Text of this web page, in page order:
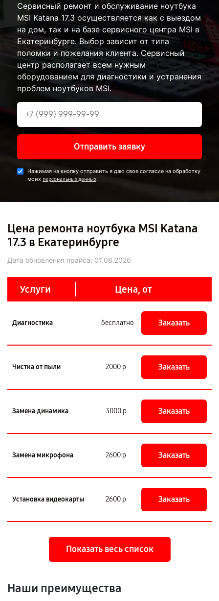
Сервисный ремонт и обслуживание ноутбука
MSI Katana 17.3 осуществляется как с выездом
на дом, так и на базе сервисного центра MSI в
Екатеринбурге. Выбор зависит от типа
поломки и пожелания клиента. Сервисный
центр располагает всем нужным
оборудованием для диагностики и устранения
проблем ноутбуков MSI.
Отправить заявку
Нажимая на кнопку отправить я даю свое согласие на обработку
моих персональных данных.
Цена ремонта ноутбука MSI Katana
17.3 в Екатеринбурге
Дата обновления прайса: 01.08.2026
Услуги Цена, от
Диагностика бесплатно Заказать
Чистка от пыли 2000 р Заказать
Замена динамика 3000 р Заказать
Замена микрофона 2600 р Заказать
Установка видеокарты 2600 р Заказать
Показать весь список
Наши преимущества